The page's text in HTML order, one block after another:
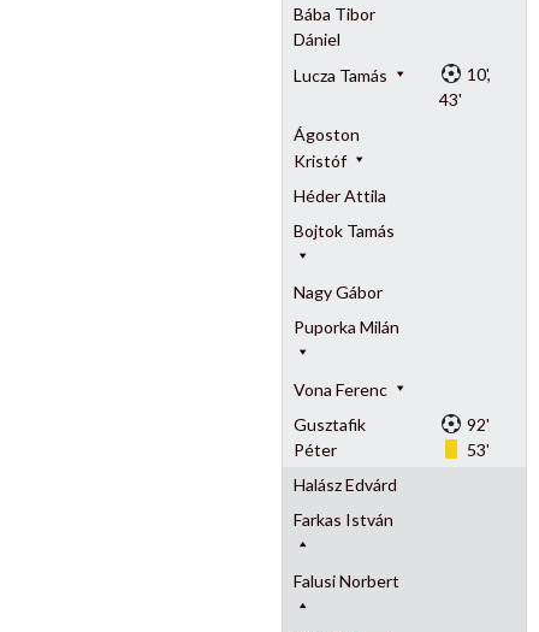
Bába Tibor
Dániel
Lucza Tamás
10',
43'
Ágoston
Kristóf
Héder Attila
Bojtok Tamás
Nagy Gábor
Puporka Milán
Vona Ferenc
Gusztafik
Péter
92'
53'
Halász Edvárd
Farkas István
Falusi Norbert